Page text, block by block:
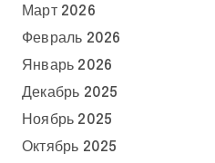
Март 2026
Февраль 2026
Январь 2026
Декабрь 2025
Ноябрь 2025
Октябрь 2025